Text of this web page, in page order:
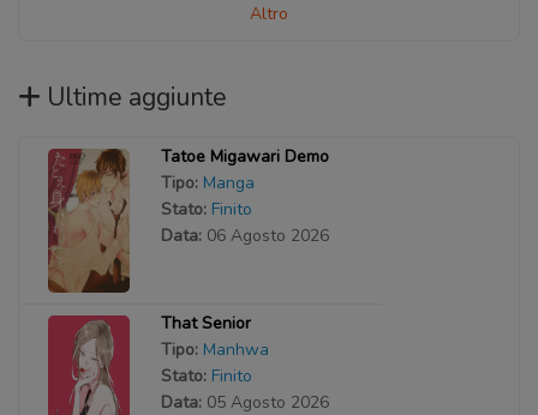
Altro
Ultime aggiunte
Tatoe Migawari Demo
Tipo: Manga
Stato: Finito
Data: 06 Agosto 2026
That Senior
Tipo: Manhwa
Stato: Finito
Data: 05 Agosto 2026